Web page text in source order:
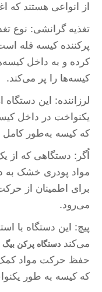
از انواعی هستند که
تغذیه گرانشی: نوع
پرکننده کیسه فله
کرده و به داخل
کیسه‌ها را پر می‌کند.
لرزاننده: این دستگاه
یکنواخت در داخل
که کیسه به‌طور
اُگر: دستگاهی که از
مواد پودری خشک به
برای اطمینان از
می‌رود.
پیچ: این دستگاه با
می‌کنددستگاه پرکن بیگ
حفظ حرکت مواد
که کیسه به طور